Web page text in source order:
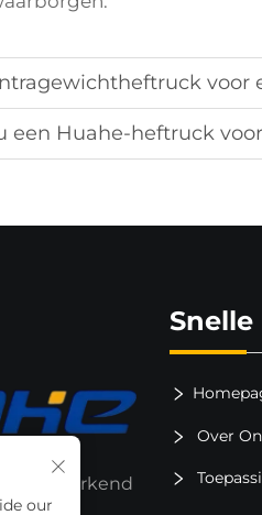
voor
een Huahe-heftruck
is een erkend
en
Over
our